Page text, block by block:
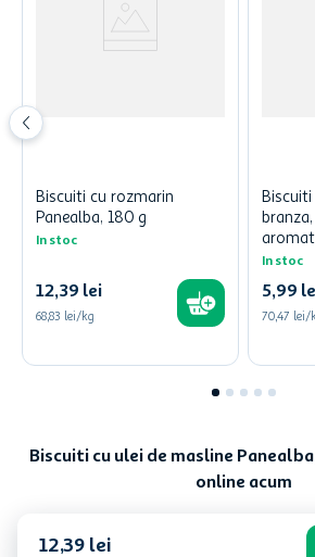
Biscuiti cu rozmarin
Panealba, 180 g
In stoc
12,39 lei
68,83 lei/kg
In stoc
5,99
70,47 lei/
Biscuiti cu ulei de masline
online acum
12,39 lei